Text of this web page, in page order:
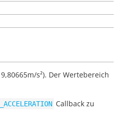
s²). Der Wertebereich
Callback zu